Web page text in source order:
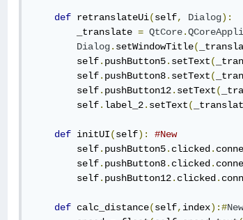
def retranslateUi(self, Dialog):
        _translate
= QtCore.
Dialog. setWindowTitle(
        self
. pushButton5. setText(
        self
. pushButton8. setText(
        self
. pushButton12. setText(
        self
. label_2. setText(
def initUI(self):
#New
        self
. pushButton5. clicked.
        self
. pushButton8. clicked.
        self
. pushButton12. clicked.
def calc_distance(self, index):#New